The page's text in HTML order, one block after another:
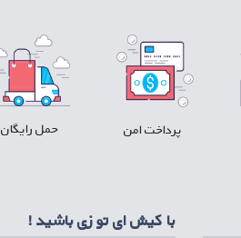
پرداخت امن حمل رایگان
با کیش ای تو زی باشید !